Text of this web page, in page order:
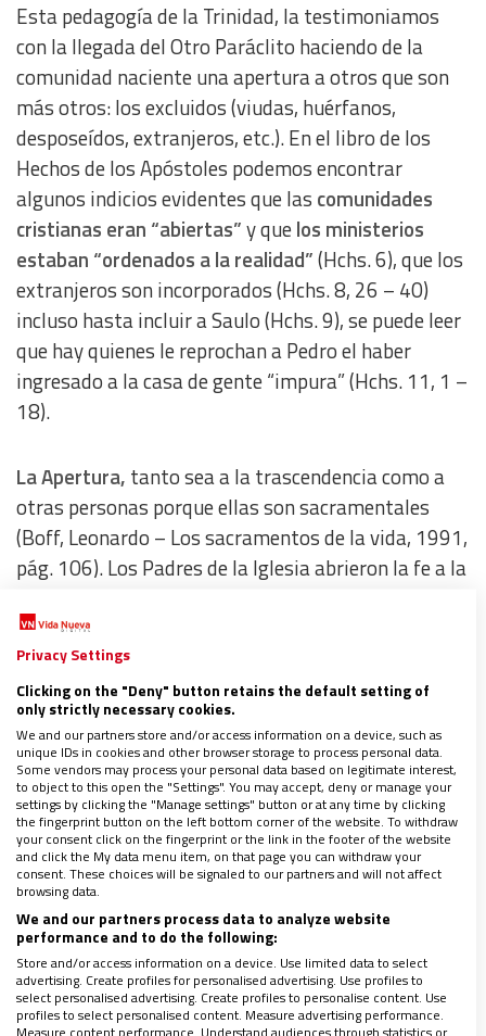
Esta pedagogía de la Trinidad, la testimoniamos
con la llegada del Otro Paráclito haciendo de la
comunidad naciente una apertura a otros que son
más otros: los excluidos (viudas, huérfanos,
desposeídos, extranjeros, etc.). En el libro de los
Hechos de los Apóstoles podemos encontrar
algunos indicios evidentes que las comunidades
cristianas eran “abiertas”y quelos ministerios
estaban “ordenados a la realidad”(Hchs. 6), que los
extranjeros son incorporados (Hchs. 8, 26 – 40)
incluso hasta incluir a Saulo (Hchs. 9), se puede leer
que hay quienes le reprochan a Pedro el haber
ingresado a la casa de gente “impura” (Hchs. 11, 1 –
18).
La Apertura, tanto sea a la trascendencia como a
otras personas porque ellas son sacramentales
(Boff, Leonardo – Los sacramentos de la vida, 1991,
pág. 106). Los Padres de la Iglesia abrieron la fe a la
iglesia a los pobres y marginados. Tomás de Aquino
abre la reflexión teológica e incorpora a Aristóteles.
Juan XXIII abrió una ventana e invitó al Concilio
Vaticano II. Juan Pablo I, abrió la iglesia a la sonrisa
y a la sencillez.La apertura genera constructores
de nuevos períodos de la historia, siendo un
verdadero soplo del Espíritu, con la exigencia de
hablar de Dios a los hombres de su tiempo en un
modo más comprensible (Concilio Vaticano II – GS,
1965) (N° 1). La fe que surge de la Trinidad es
católica: universal, abierta, comunión, sinodal.
Privacy Settings
Clicking on the "Deny" button retains the default setting of
only strictly necessary cookies.
We and our partners store and/or access information on a device, such as
unique IDs in cookies and other browser storage to process personal data.
Some vendors may process your personal data based on legitimate interest,
to object to this open the "Settings". You may accept, deny or manage your
settings by clicking the "Manage settings" button or at any time by clicking
the fingerprint button on the left bottom corner of the website. To withdraw
your consent click on the fingerprint or the link in the footer of the website
and click the My data menu item, on that page you can withdraw your
consent. These choices will be signaled to our partners and will not affect
browsing data.
We and our partners process data to analyze website
performance and to do the following:
Store and/or access information on a device. Use limited data to select
advertising. Create profiles for personalised advertising. Use profiles to
select personalised advertising. Create profiles to personalise content. Use
profiles to select personalised content. Measure advertising performance.
Measure content performance. Understand audiences through statistics or